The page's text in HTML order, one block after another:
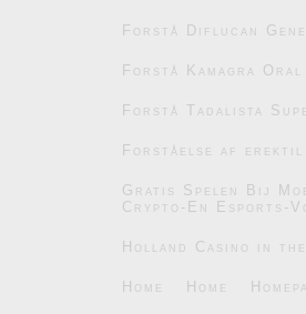
Forstå Diflucan
Forstå Kamagra
Forstå Tadalista
Forståelse af erektil
Gratis Spelen Bij
Crypto-En Esports-
Holland Casino in
Home Home